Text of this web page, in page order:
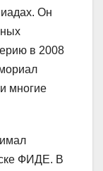
Он
в 2008
многие
ФИДЕ. В